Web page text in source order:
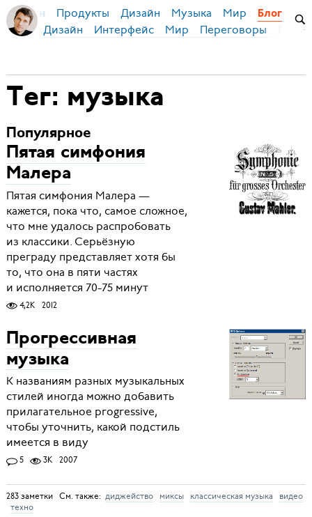
Бирман Продукты Дизайн Музыка Мир Блог
Дизайн Интерфейс Мир Переговоры
Тег: музыка
Популярное
Пятая симфония
Малера
Пятая симфония Малера —
кажется, пока что, самое сложное,
что мне удалось распробовать
из классики. Серьёзную
преграду представляет хотя бы
то, что она в пяти частях
и исполняется 70-75 минут
4,2K 2012
Прогрессивная
музыка
К названиям разных музыкальных
стилей иногда можно добавить
прилагательное progressive,
чтобы уточнить, какой подстиль
имеется в виду
5 3K 2007
283 заметки См. также: диджейство миксы классическая музыка
видео
техно